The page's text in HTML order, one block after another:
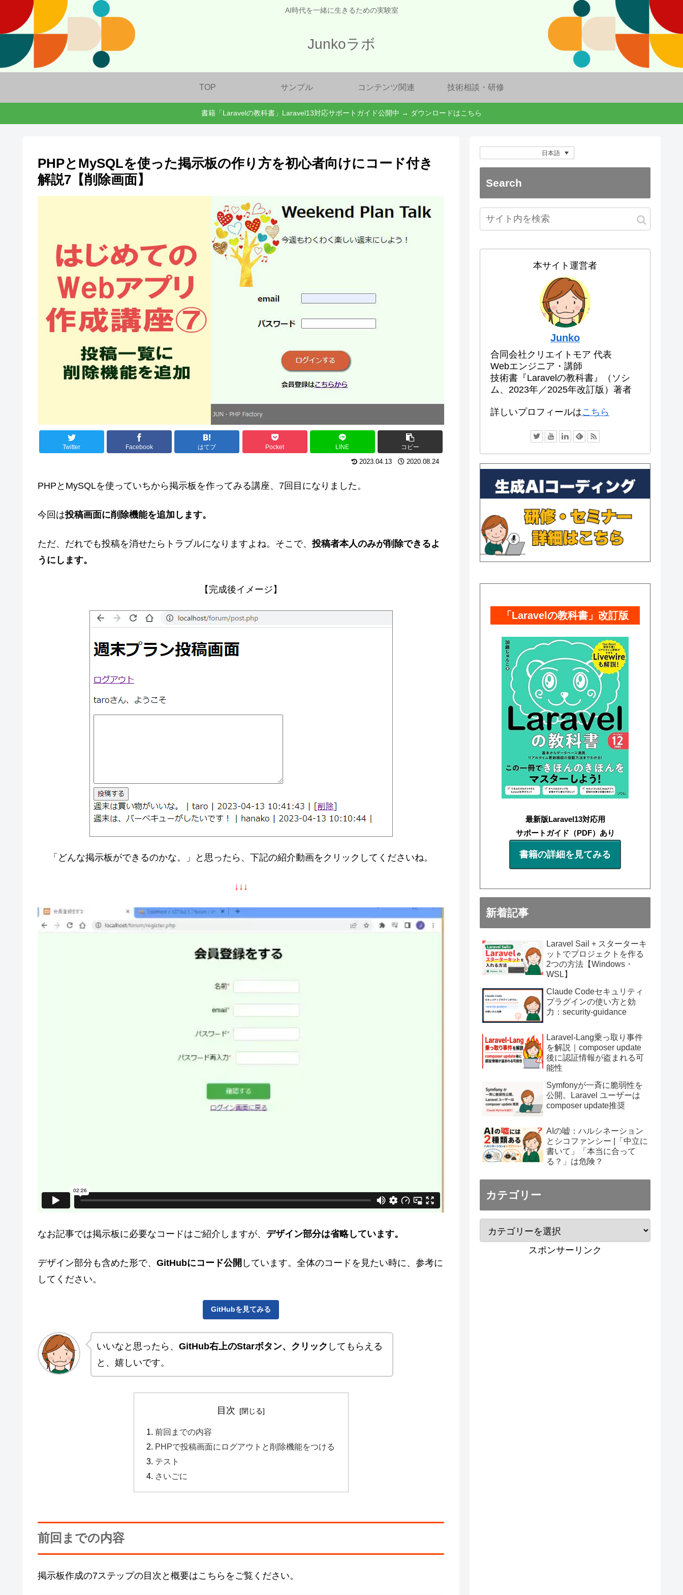
AI時代を一緒に生きるための実験室
Junkoラボ
TOP サンプル コンテンツ関連 技術相談・研修
書籍「Laravelの教科書」Laravel13対応サポートガイド公開中 → ダウンロードはこちら
PHPとMySQLを使った掲示板の作り方を初心者向けにコード付き
解説7【削除画面】
Twitter Facebook はてブ Pocket LINE コピー
2023.04.13 2020.08.24
PHPとMySQLを使っていちから掲示板を作ってみる講座、7回目になりました。
今回は投稿画面に削除機能を追加します。
ただ、だれでも投稿を消せたらトラブルになりますよね。そこで、投稿者本人のみが削除できるよ
うにします。
【完成後イメージ】
「どんな掲示板ができるのかな。」と思ったら、下記の紹介動画をクリックしてくださいね。
↓↓↓
なお記事では掲示板に必要なコードはご紹介しますが、 デザイン部分は省略しています。
デザイン部分も含めた形で、 GitHubにコード公開 しています。全体のコードを見たい時に、参考に
してください。
GitHubを見てみる
いいなと思ったら、 GitHub右上のStarボタン、クリック してもらえる
と、嬉しいです。
目次
前回までの内容
PHPで投稿画面にログアウトと削除機能をつける
テスト
さいごに
前回までの内容
掲示板作成の7ステップの目次と概要はこちらをご覧ください。
日本語
Search
本サイト運営者
Junko
合同会社クリエイトモア 代表
Webエンジニア・講師
技術書『Laravelの教科書』（ソシ
ム、2023年／2025年改訂版）著者
詳しいプロフィールはこちら
「Laravelの教科書」改訂版
最新版Laravel13対応用
サポートガイド（PDF）あり
書籍の詳細を見てみる
新着記事
Laravel Sail + スターターキ
ットでプロジェクトを作る
2つの方法【Windows・
WSL】
Claude Codeセキュリティ
プラグインの使い方と効
力：security-guidance
Laravel-Lang乗っ取り事件
を解説｜composer update
後に認証情報が盗まれる可
能性
Symfonyが一斉に脆弱性を
公開。Laravel ユーザーは
composer update推奨
AIの嘘：ハルシネーション
とシコファンシー |「中立に
書いて」「本当に合って
る？」は危険？
カテゴリー
スポンサーリンク